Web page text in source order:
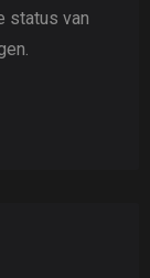
status van